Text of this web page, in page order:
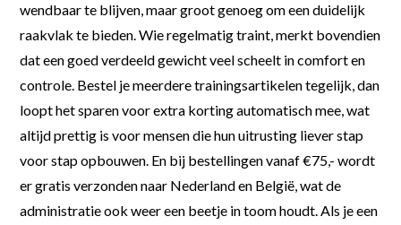
wendbaar te blijven, maar groot genoeg om een duidelijk
raakvlak te bieden. Wie regelmatig traint, merkt bovendien
dat een goed verdeeld gewicht veel scheelt in comfort en
controle. Bestel je meerdere trainingsartikelen tegelijk, dan
loopt het sparen voor extra korting automatisch mee, wat
altijd prettig is voor mensen die hun uitrusting liever stap
voor stap opbouwen. En bij bestellingen vanaf €75,- wordt
er gratis verzonden naar Nederland en België, wat de
administratie ook weer een beetje in toom houdt. Als je een